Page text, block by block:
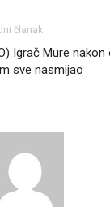
članak
Igrač Mure
sve nasmijao